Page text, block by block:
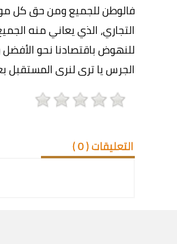
فالوطن للجميع ومن حق كل
التجاري، الذي يعاني منه
للنهوض باقتصادنا نحو
الجرس يا ترى لنرى المستقبل
التعليقات (0
)